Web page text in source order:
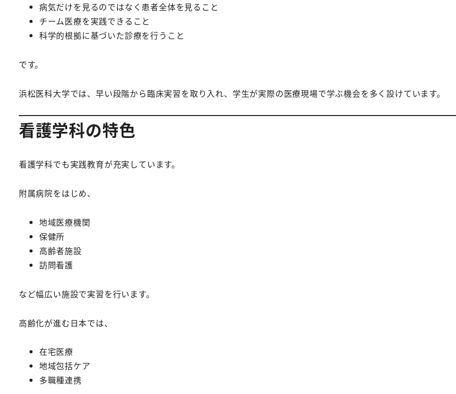
病気だけを見るのではなく患者全体を見ること
チーム医療を実践できること
科学的根拠に基づいた診療を行うこと
です。
浜松医科大学では、早い段階から臨床実習を取り入れ、学生が実際の医療現場で学ぶ機会を多く設けています。
看護学科の特色
看護学科でも実践教育が充実しています。
附属病院をはじめ、
地域医療機関
保健所
高齢者施設
訪問看護
など幅広い施設で実習を行います。
高齢化が進む日本では、
在宅医療
地域包括ケア
多職種連携